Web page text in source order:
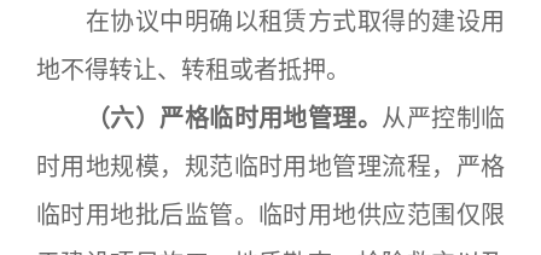
在协议中明确以租赁方式取得的建设用
地不得转让、转租或者抵押。
（六）严格临时用地管理。 从严控制临
时用地规模，规范临时用地管理流程，严格
临时用地批后监管。临时用地供应范围仅限